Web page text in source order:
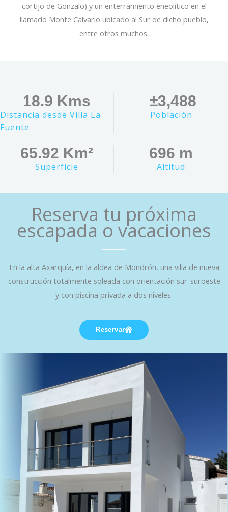
cortijo de Gonzalo) y un enterramiento eneolítico en el
llamado Monte Calvario ubicado al Sur de dicho pueblo,
entre otros muchos.
Distancia desde Villa La
Fuente
18.9 Kms
Población
±3,488
Superficie
65.92 Km²
Altitud
696 m
Reserva tu próxima
escapada o vacaciones
En la alta Axarquía, en la aldea de Mondrón, una villa de nueva
construcción totalmente soleada con orientación sur-suroeste
y con piscina privada a dos niveles.
Reservar